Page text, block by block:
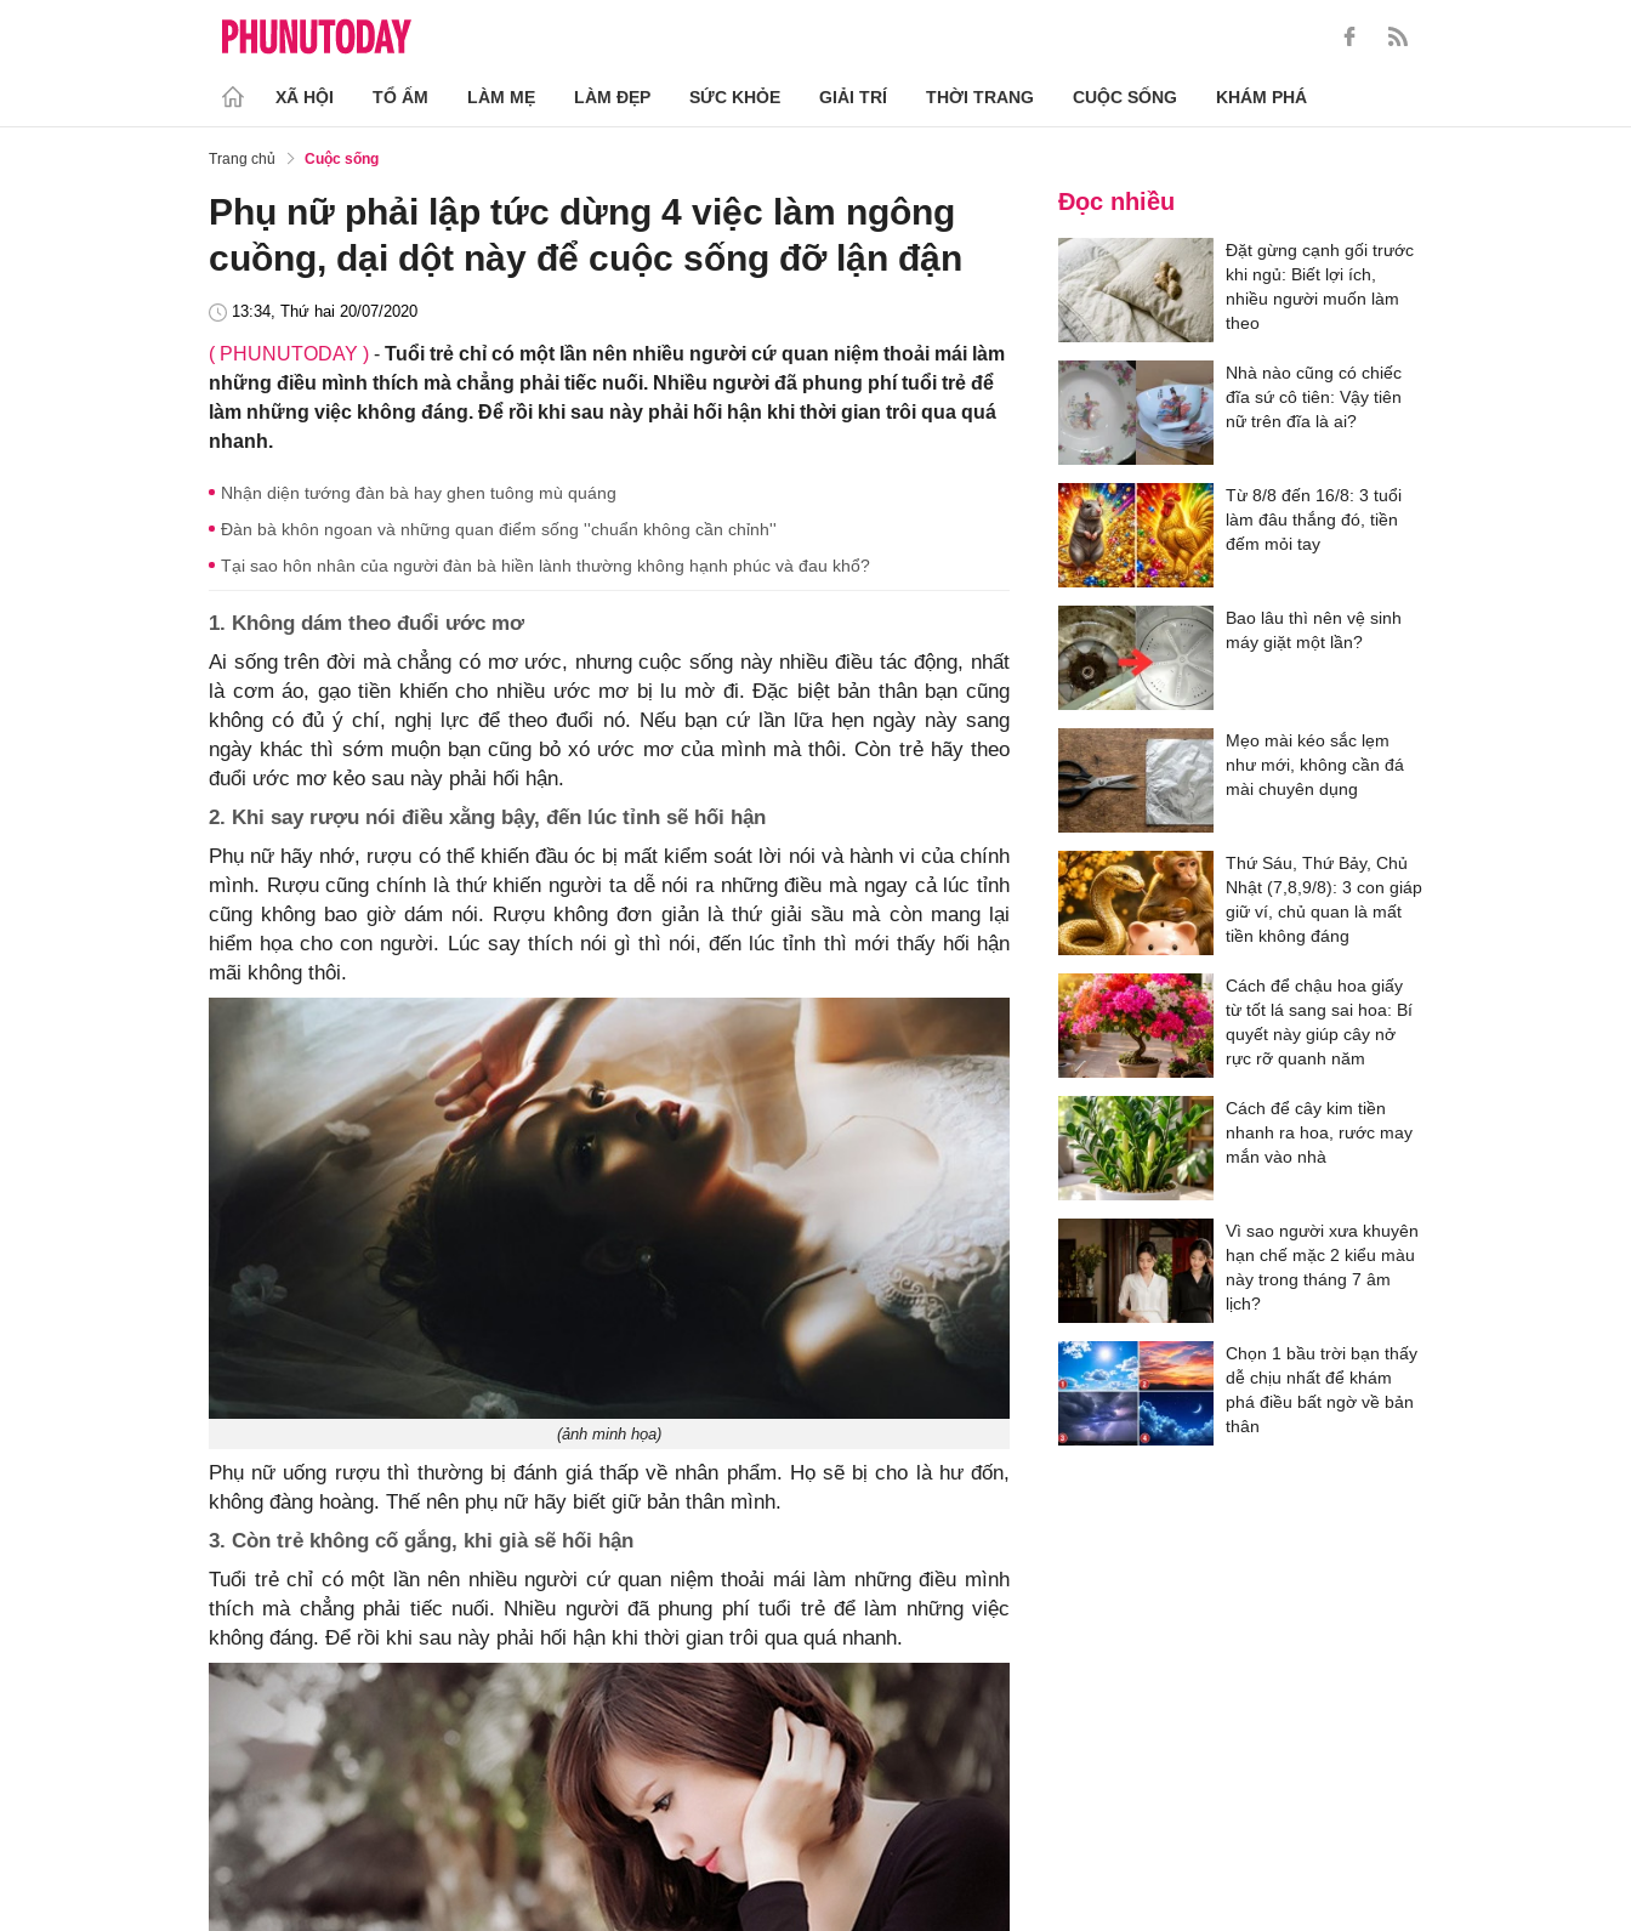
XÃ HỘI TỔ ẤM LÀM MẸ LÀM ĐẸP SỨC KHỎE GIẢI TRÍ THỜI TRANG CUỘC SỐNG KHÁM PHÁ
Trang chủ Cuộc sống
Phụ nữ phải lập tức dừng 4 việc làm ngông
cuồng, dại dột này để cuộc sống đỡ lận đận
13:34, Thứ hai 20/07/2020
( PHUNUTODAY ) - Tuổi trẻ chỉ có một lần nên nhiều người cứ quan niệm thoải mái làm
những điều mình thích mà chẳng phải tiếc nuối. Nhiều người đã phung phí tuổi trẻ để
làm những việc không đáng. Để rồi khi sau này phải hối hận khi thời gian trôi qua quá
nhanh.
Nhận diện tướng đàn bà hay ghen tuông mù quáng
Đàn bà khôn ngoan và những quan điểm sống ''chuẩn không cần chỉnh''
Tại sao hôn nhân của người đàn bà hiền lành thường không hạnh phúc và đau khổ?
1. Không dám theo đuổi ước mơ
Ai sống trên đời mà chẳng có mơ ước, nhưng cuộc sống này nhiều điều tác động, nhất
là cơm áo, gạo tiền khiến cho nhiều ước mơ bị lu mờ đi. Đặc biệt bản thân bạn cũng
không có đủ ý chí, nghị lực để theo đuổi nó. Nếu bạn cứ lần lữa hẹn ngày này sang
ngày khác thì sớm muộn bạn cũng bỏ xó ước mơ của mình mà thôi. Còn trẻ hãy theo
đuổi ước mơ kẻo sau này phải hối hận.
2. Khi say rượu nói điều xằng bậy, đến lúc tỉnh sẽ hối hận
Phụ nữ hãy nhớ, rượu có thể khiến đầu óc bị mất kiểm soát lời nói và hành vi của chính
mình. Rượu cũng chính là thứ khiến người ta dễ nói ra những điều mà ngay cả lúc tỉnh
cũng không bao giờ dám nói. Rượu không đơn giản là thứ giải sầu mà còn mang lại
hiểm họa cho con người. Lúc say thích nói gì thì nói, đến lúc tỉnh thì mới thấy hối hận
mãi không thôi.
(ảnh minh họa)
Phụ nữ uống rượu thì thường bị đánh giá thấp về nhân phẩm. Họ sẽ bị cho là hư đốn,
không đàng hoàng. Thế nên phụ nữ hãy biết giữ bản thân mình.
3. Còn trẻ không cố gắng, khi già sẽ hối hận
Tuổi trẻ chỉ có một lần nên nhiều người cứ quan niệm thoải mái làm những điều mình
thích mà chẳng phải tiếc nuối. Nhiều người đã phung phí tuổi trẻ để làm những việc
không đáng. Để rồi khi sau này phải hối hận khi thời gian trôi qua quá nhanh.
Đọc nhiều
Đặt gừng cạnh gối trước
khi ngủ: Biết lợi ích,
nhiều người muốn làm
theo
Nhà nào cũng có chiếc
đĩa sứ cô tiên: Vậy tiên
nữ trên đĩa là ai?
Từ 8/8 đến 16/8: 3 tuổi
làm đâu thắng đó, tiền
đếm mỏi tay
Bao lâu thì nên vệ sinh
máy giặt một lần?
Mẹo mài kéo sắc lẹm
như mới, không cần đá
mài chuyên dụng
Thứ Sáu, Thứ Bảy, Chủ
Nhật (7,8,9/8): 3 con giáp
giữ ví, chủ quan là mất
tiền không đáng
Cách để chậu hoa giấy
từ tốt lá sang sai hoa: Bí
quyết này giúp cây nở
rực rỡ quanh năm
Cách để cây kim tiền
nhanh ra hoa, rước may
mắn vào nhà
Vì sao người xưa khuyên
hạn chế mặc 2 kiểu màu
này trong tháng 7 âm
lịch?
Chọn 1 bầu trời bạn thấy
dễ chịu nhất để khám
phá điều bất ngờ về bản
thân